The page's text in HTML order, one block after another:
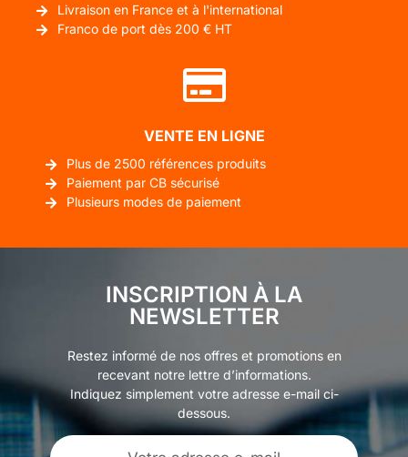
Livraison en France et à l'international
Franco de port dès 200 € HT
VENTE EN LIGNE
Plus de 2500 références produits
Paiement par CB sécurisé
Plusieurs modes de paiement
INSCRIPTION À LA
NEWSLETTER
Restez informé de nos offres et promotions en
recevant notre lettre d’informations.
Indiquez simplement votre adresse e-mail ci-
dessous.